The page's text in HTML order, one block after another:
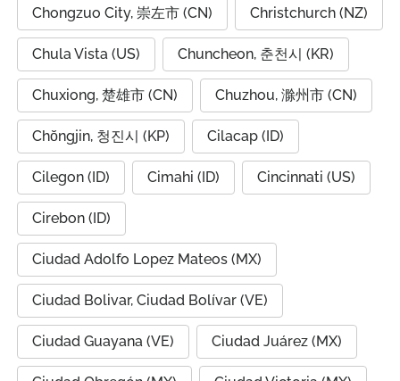
Chongzuo City, 崇左市 (CN) Christchurch (NZ)
Chula Vista (US) Chuncheon, 춘천시 (KR)
Chuxiong, 楚雄市 (CN) Chuzhou, 滁州市 (CN)
Chŏngjin, 청진시 (KP) Cilacap (ID)
Cilegon (ID) Cimahi (ID) Cincinnati (US)
Cirebon (ID)
Ciudad Adolfo Lopez Mateos (MX)
Ciudad Bolivar, Ciudad Bolívar (VE)
Ciudad Guayana (VE) Ciudad Juárez (MX)